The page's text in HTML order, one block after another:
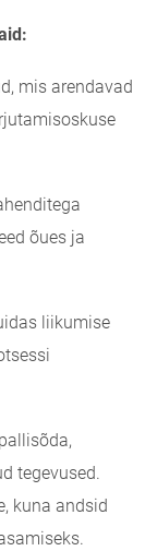
mis arendavad
õues ja
liikumise
tegevused.
kuna andsid